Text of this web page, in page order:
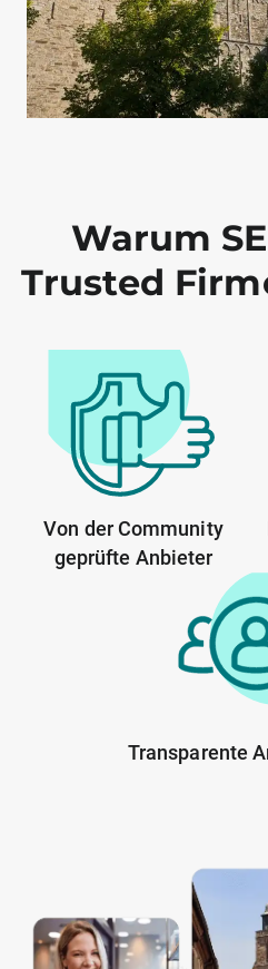
Warum
Trusted
Von der Community
geprüfte Anbieter
Transparente